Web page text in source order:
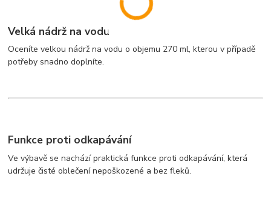
Velká nádrž na vodu
Oceníte velkou nádrž na vodu o objemu 270 ml, kterou v případě
potřeby snadno doplníte.
Funkce proti odkapávání
Ve výbavě se nachází praktická funkce proti odkapávání, která
udržuje čisté oblečení nepoškozené a bez fleků.